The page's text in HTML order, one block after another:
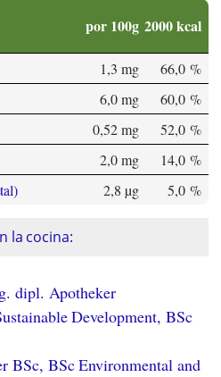
por 100g 2000 kcal
1,3 mg
66,0 %
6,0 mg
60,0 %
0,52 mg
52,0 %
2,0 mg
14,0 %
2,8 µg 5,0 %
la cocina:
dipl. Apotheker
Development, BSc
BSc, BSc Environmental and